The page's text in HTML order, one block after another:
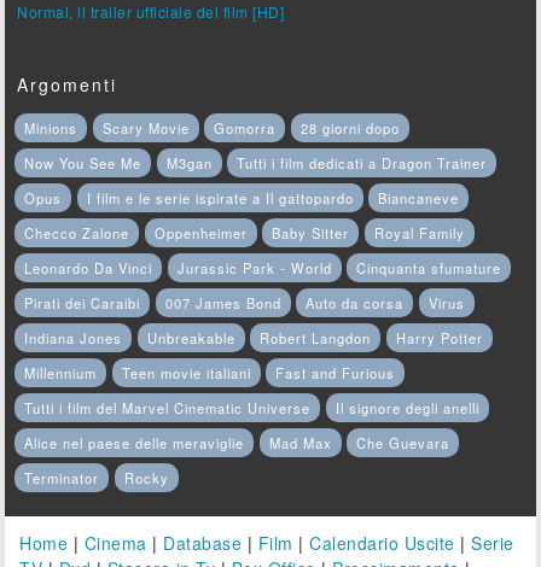
Normal, il trailer ufficiale del film [HD]
Argomenti
Minions Scary Movie Gomorra
28 giorni dopo
Now You See Me
M3gan
Tutti i film dedicati a Dragon Trainer
Opus
I film e le serie ispirate a Il gattopardo
Biancaneve
Checco Zalone
Oppenheimer Baby Sitter
Royal Family
Leonardo Da Vinci
Jurassic Park - World
Cinquanta sfumature
Pirati dei Caraibi
007 James Bond Auto da corsa
Virus
Indiana Jones
Unbreakable Robert Langdon
Harry Potter
Millennium
Teen movie italiani
Fast and Furious
Tutti i film del Marvel Cinematic Universe
Il signore degli anelli
Alice nel paese delle meraviglie
Mad Max
Che Guevara
Terminator
Rocky
Home | Cinema | Database | Film |Calendario Uscite |Serie